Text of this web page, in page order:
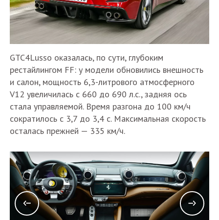
GTC4Lusso оказалась, по сути, глубоким
рестайлингом FF: у модели обновились внешность
и салон, мощность 6,3-литрового атмосферного
V12 увеличилась с 660 до 690 л.с., задняя ось
стала управляемой. Время разгона до 100 км/ч
сократилось с 3,7 до 3,4 с. Максимальная скорость
осталась прежней — 335 км/ч.